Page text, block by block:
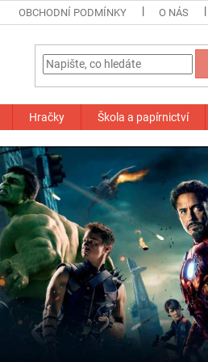
OBCHODNÍ PODMÍNKY O NÁS
Hračky Škola a papírnictví